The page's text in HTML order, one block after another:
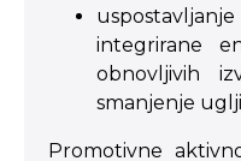
integrirane
obnovljivih
smanjenje
Promotivne